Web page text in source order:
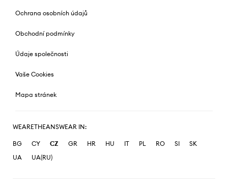
Ochrana osobních údajů
Obchodní podmínky
Údaje společnosti
Vaše Cookies
Mapa stránek
WEARETHEANSWEAR IN:
BG CY CZ GR HR HU IT PL RO SI
SK
UA
UA(RU)